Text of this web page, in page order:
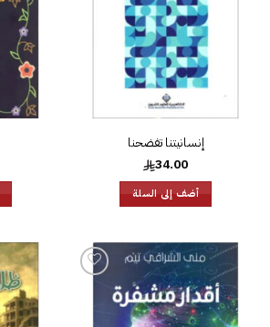
إنسانيتنا تفضحنا
34.00
أضف إلى السلة